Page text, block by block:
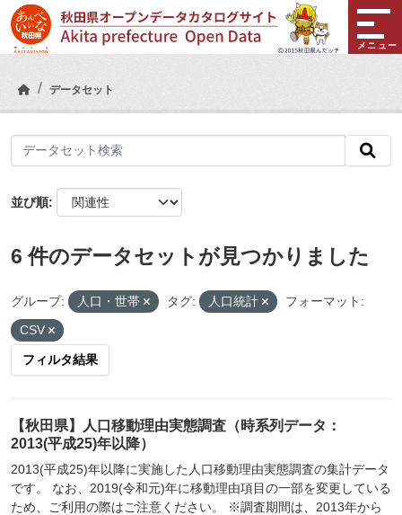
Skip to main content
メニュー
データセット
並び順
6 件のデータセットが見つかりました
グループ: 人口・世帯 タグ: 人口統計
フォーマット:
CSV
フィルタ結果
【秋田県】人口移動理由実態調査（時系列データ：
2013(平成25)年以降）
2013(平成25)年以降に実施した人口移動理由実態調査の集計データ
です。 なお、2019(令和元)年に移動理由項目の一部を変更している
ため、ご利用の際はご注意ください。 ※調査期間は、2013年から